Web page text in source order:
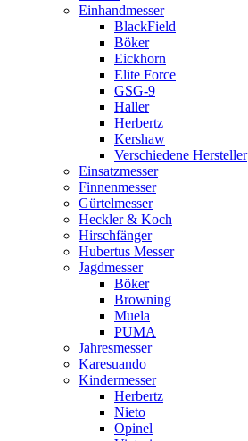
Einhandmesser
BlackField
Böker
Eickhorn
Elite Force
GSG-9
Haller
Herbertz
Kershaw
Verschiedene Hersteller
Einsatzmesser
Finnenmesser
Gürtelmesser
Heckler & Koch
Hirschfänger
Hubertus Messer
Jagdmesser
Böker
Browning
Muela
PUMA
Jahresmesser
Karesuando
Kindermesser
Herbertz
Nieto
Opinel